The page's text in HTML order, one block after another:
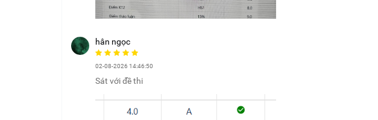
hân ngọc
02-08-2026 14:46:50
Sát với đề thi